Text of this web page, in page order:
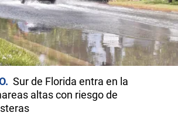
Sur de Florida entra en la
altas con riesgo de